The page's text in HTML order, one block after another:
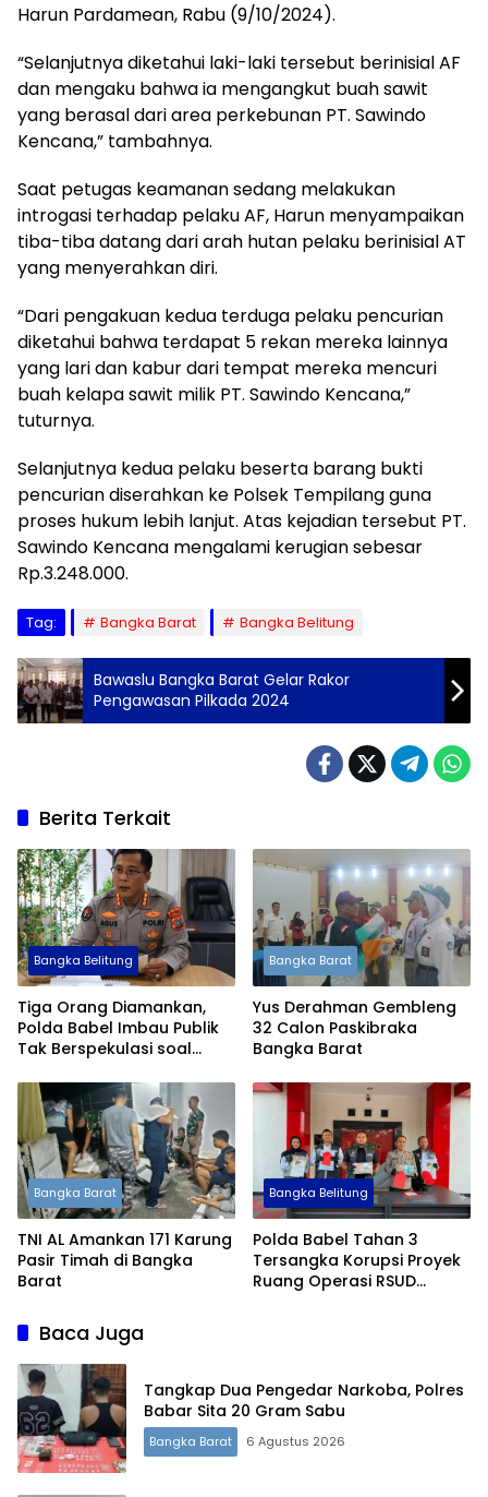
Harun Pardamean, Rabu (9/10/2024).
“Selanjutnya diketahui laki-laki tersebut berinisial AF
dan mengaku bahwa ia mengangkut buah sawit
yang berasal dari area perkebunan PT. Sawindo
Kencana,” tambahnya.
Saat petugas keamanan sedang melakukan
introgasi terhadap pelaku AF, Harun menyampaikan
tiba-tiba datang dari arah hutan pelaku berinisial AT
yang menyerahkan diri.
“Dari pengakuan kedua terduga pelaku pencurian
diketahui bahwa terdapat 5 rekan mereka lainnya
yang lari dan kabur dari tempat mereka mencuri
buah kelapa sawit milik PT. Sawindo Kencana,”
tuturnya.
Selanjutnya kedua pelaku beserta barang bukti
pencurian diserahkan ke Polsek Tempilang guna
proses hukum lebih lanjut. Atas kejadian tersebut PT.
Sawindo Kencana mengalami kerugian sebesar
Rp.3.248.000.
Tag: Bangka Barat Bangka Belitung
Bawaslu Bangka Barat Gelar Rakor
Pengawasan Pilkada 2024
Berita Terkait
Bangka Belitung
Tiga Orang Diamankan,
Polda Babel Imbau Publik
Tak Berspekulasi soal
Bangka Barat
Yus Derahman Gembleng
32 Calon Paskibraka
Bangka Barat
Bangka Barat
TNI AL Amankan 171 Karung
Pasir Timah di Bangka
Barat
Bangka Belitung
Polda Babel Tahan 3
Tersangka Korupsi Proyek
Ruang Operasi RSUD
Baca Juga
Tangkap Dua Pengedar Narkoba, Polres
Babar Sita 20 Gram Sabu
Bangka Barat 6 Agustus 2026